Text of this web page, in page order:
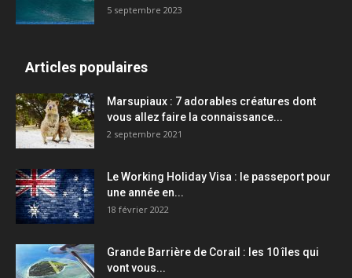
5 septembre 2023
Articles populaires
Marsupiaux : 7 adorables créatures dont
vous allez faire la connaissance...
2 septembre 2021
Le Working Holiday Visa : le passeport pour
une année en...
18 février 2022
Grande Barrière de Corail : les 10 îles qui
vont vous...